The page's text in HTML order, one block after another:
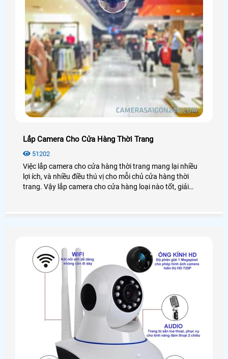
Lắp Camera Cho Cửa Hàng Thời Trang
51202
Việc lắp camera cho cửa hàng thời trang mang lại nhiều
lợi ích, và nhiều điều thú vị cho mỗi chủ cửa hàng thời
trang. Vậy lắp camera cho cửa hàng loại nào tốt, giải